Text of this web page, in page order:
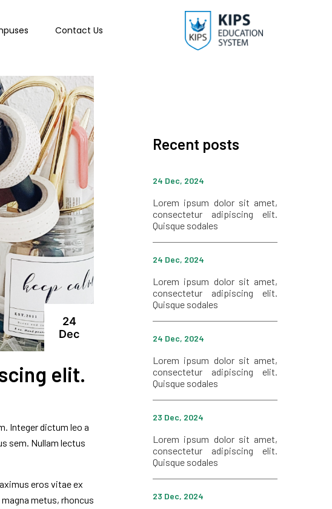
Contact Us
24
Dec
elit.
Integer dictum leo a
sem. Nullam lectus
eros vitae ex
metus, rhoncus
Recent posts
24 Dec, 2024
Lorem ipsum dolor sit amet,
consectetur adipiscing elit.
Quisque sodales
24 Dec, 2024
Lorem ipsum dolor sit amet,
consectetur adipiscing elit.
Quisque sodales
24 Dec, 2024
Lorem ipsum dolor sit amet,
consectetur adipiscing elit.
Quisque sodales
23 Dec, 2024
Lorem ipsum dolor sit amet,
consectetur adipiscing elit.
Quisque sodales
23 Dec, 2024